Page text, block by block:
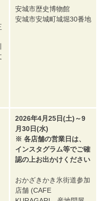
安城市歴史博物館
安城市安城町城堀30番地
2026年4月25日(土)～9
月30日(水)
※ 各店舗の営業日は、
インスタグラム等でご確
認の上お出かけください
おかざきかき氷街道参加
店舗 (CAFE